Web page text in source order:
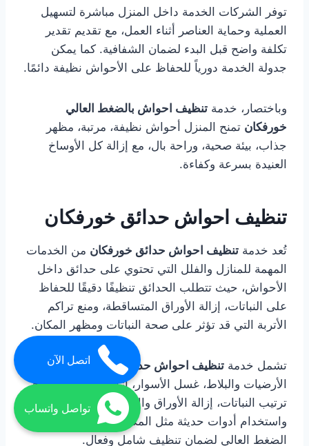
توفر الشركات الخدمة داخل المنزل مباشرة لتسهيل
العملية وحماية العناصر أثناء العمل، مع تقديم تقدير
تكلفة واضح قبل البدء لضمان الشفافية. كما يمكن
جدولة الخدمة دورياً للحفاظ على الأحواش نظيفة دائمًا.
وباختصار، خدمة تنظيف احواش بالضغط العالي
خورفكان تمنح المنزل أحواش نظيفة، مرتبة، مظهر
جذاب، بيئة صحية، وراحة بال، مع إزالة كل الأوساخ
العنيدة بسرعة وكفاءة.
تنظيف احواش حدائق خورفكان
تُعد خدمة تنظيف احواش حدائق خورفكان من الخدمات
المهمة للمنازل والفلل التي تحتوي على حدائق داخل
الأحواش، حيث تتطلب الحدائق تنظيفًا دقيقًا للحفاظ
على النباتات، إزالة الأوراق المتساقطة، ومنع تراكم
الأتربة التي قد تؤثر على صحة النباتات ومظهر المكان.
تشمل خدمة تنظيف احواش حدائق خورفكانتنظيف
الأرضيات والبلاط، غسل الأسوار، إزالة الغبار والأوساخ،
ترتيب النباتات، إزالة الأوراق والأغصان المتساقطة،
واستخدام أدوات حديثة مثل المكانس الكهربائية وأجهزة
الضغط العالي لضمان تنظيف شامل وفعال.
اتصل الآن
تواصل واتساب